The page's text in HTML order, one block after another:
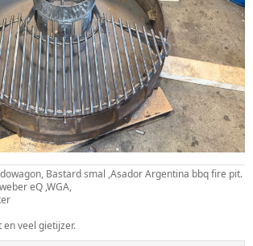
Bastard smal ,Asador Argentina bbq fire pit.
eQ ,WGA,
veel gietijzer.